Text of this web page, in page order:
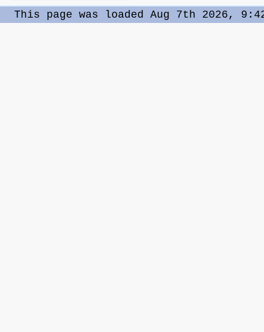
This page was loaded Aug 7th 2026, 9:42